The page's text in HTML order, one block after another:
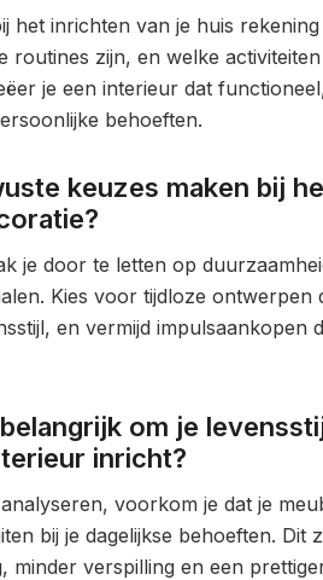
het inrichten van je huis
routines zijn, en welke
je een interieur dat
behoeften.
keuzes maken bij
je door te letten op
Kies voor tijdloze ontwerpen
en vermijd impulsaankopen
om je
inricht?
voorkom je dat je
bij je dagelijkse behoeften. Dit
minder verspilling en een